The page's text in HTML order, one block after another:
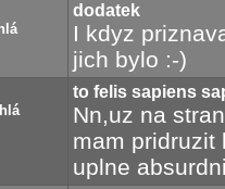
dodatek
I kdyz
jich bylo :-)
to felis sapiens
Nn,uz na
mam pridruzit
uplne